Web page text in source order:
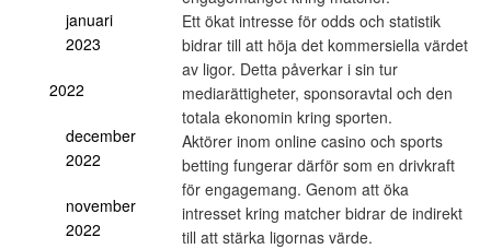
januari
2023
2022
december
2022
november
2022
Ett ökat intresse för odds och statistik
bidrar till att höja det kommersiella värdet
av ligor. Detta påverkar i sin tur
mediarättigheter, sponsoravtal och den
totala ekonomin kring sporten.
Aktörer inom online casino och sports
betting fungerar därför som en drivkraft
för engagemang. Genom att öka
intresset kring matcher bidrar de indirekt
till att stärka ligornas värde.